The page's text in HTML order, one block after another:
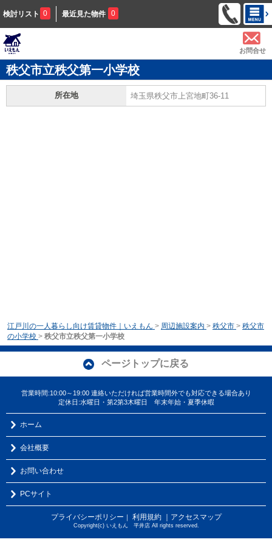
検討リスト 0 最近見た物件 0
お問合せ
秩父市立秩父第一小学校
所在地 埼玉県秩父市上宮地町36-11
江戸川の一人暮らし向け賃貸物件｜いえもん > 周辺施設案内 > 秩父市 > 秩父市
の小学校 > 秩父市立秩父第一小学校
ページトップに戻る
営業時間:10:00～19:00 連絡いただければ営業時間外でも対応できる場合あり
定休日:水曜日・第2第3木曜日 年末年始・夏季休暇
ホーム
会社概要
お問い合わせ
PCサイト
プライバシーポリシー ｜ 利用規約 ｜アクセスマップ
Copyright(c) いえもん 平井店 All rights reserved.